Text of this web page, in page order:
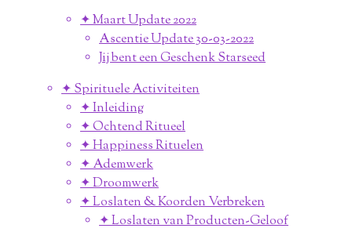
✦ Maart Update 2022
Ascentie Update 30-03-2022
Jij bent een Geschenk Starseed
✦ Spirituele Activiteiten
✦ Inleiding
✦ Ochtend Ritueel
✦ Happiness Rituelen
✦ Ademwerk
✦ Droomwerk
✦ Loslaten & Koorden Verbreken
✦ Loslaten van Producten-Geloof